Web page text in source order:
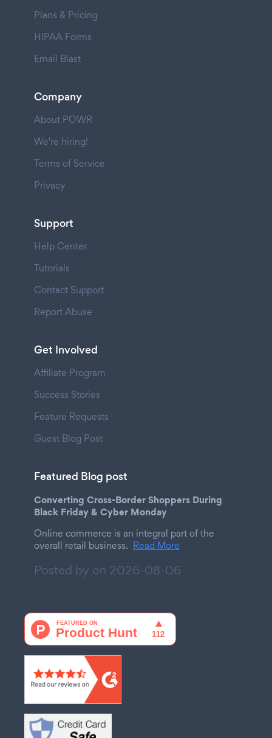
Plans & Pricing
HIPAA Forms
Email Blast
Company
About POWR
We're hiring!
Terms of Service
Privacy
Support
Help Center
Tutorials
Contact Support
Report Abuse
Get Involved
Affiliate Program
Success Stories
Feature Requests
Guest Blog Post
Featured Blog post
Converting Cross-Border Shoppers During
Black Friday & Cyber Monday
Online commerce is an integral part of the
overall retail business. Read More
Posted by on 2026-08-06